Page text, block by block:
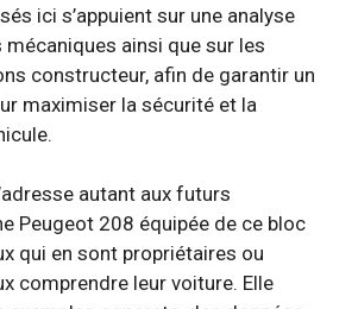
ici s’appuient sur une analyse
ainsi que sur les
constructeur, afin de garantir un
maximiser la sécurité et la
autant aux futurs
Peugeot 208 équipée de ce bloc
qui en sont propriétaires ou
comprendre leur voiture. Elle